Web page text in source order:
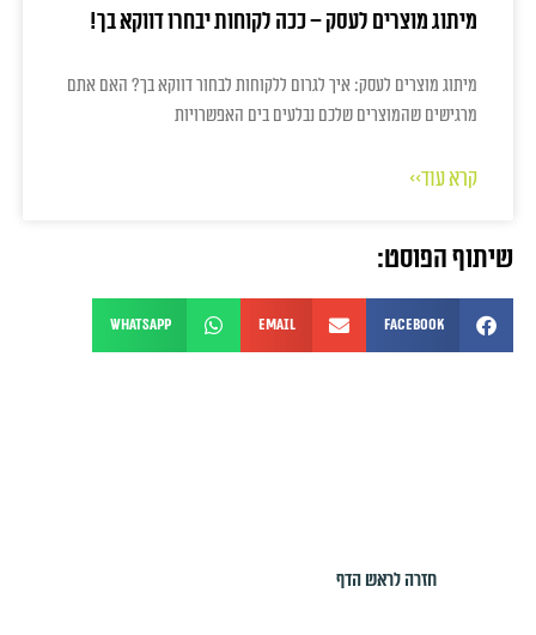
מיתוג מוצרים לעסק – ככה לקוחות יבחרו דווקא בך!
מיתוג מוצרים לעסק: איך לגרום ללקוחות לבחור דווקא בך? האם אתם
מרגישים שהמוצרים שלכם נבלעים בים האפשרויות
קרא עוד>>
שיתוף הפוסט:
Facebook
Email
WhatsApp
חזרה לראש הדף